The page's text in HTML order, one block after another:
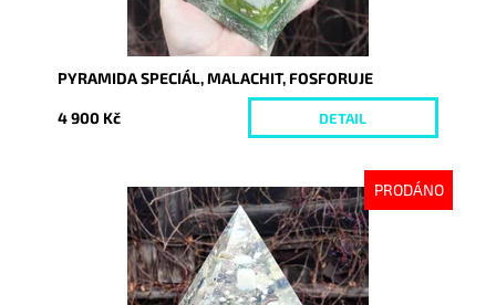
PYRAMIDA SPECIÁL, MALACHIT, FOSFORUJE
4 900 Kč DETAIL
PRODÁNO
Dostupnost:
Vyprodáno
7789